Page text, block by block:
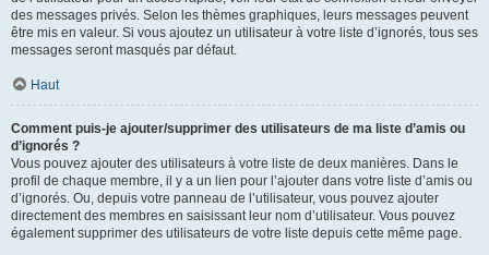
des messages privés. Selon les thèmes graphiques, leurs messages peuvent
être mis en valeur. Si vous ajoutez un utilisateur à votre liste d’ignorés, tous ses
messages seront masqués par défaut.
Haut
Comment puis-je ajouter/supprimer des utilisateurs de ma liste d’amis ou
d’ignorés ?
Vous pouvez ajouter des utilisateurs à votre liste de deux manières. Dans le
profil de chaque membre, il y a un lien pour l’ajouter dans votre liste d’amis ou
d’ignorés. Ou, depuis votre panneau de l’utilisateur, vous pouvez ajouter
directement des membres en saisissant leur nom d’utilisateur. Vous pouvez
également supprimer des utilisateurs de votre liste depuis cette même page.